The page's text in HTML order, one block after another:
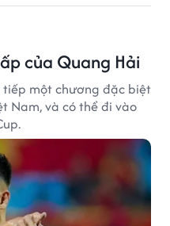
của Quang Hải
một chương đặc biệt
Nam, và có thể đi vào